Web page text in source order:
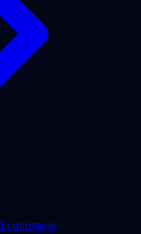
i migracje